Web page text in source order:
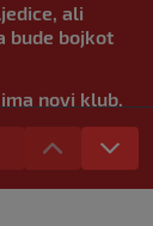
ali
bude bojkot
novi klub,
je